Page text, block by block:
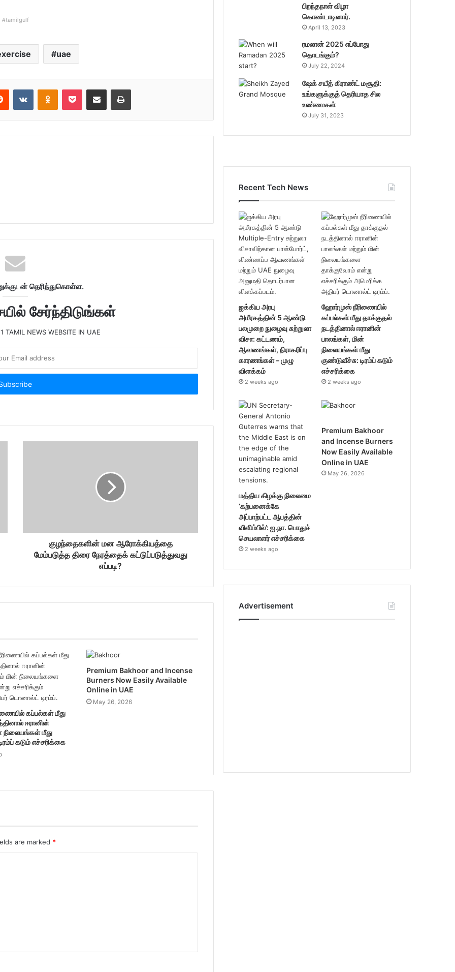
#tamilgulf
uae
தெரிந்துகொள்ள.
சேர்ந்திடுங்கள்
TAMIL NEWS WEBSITE IN UAE
குழந்தைகளின் மன ஆரோக்கியத்தை
மேம்படுத்த திரை நேரத்தைக் கட்டுப்படுத்துவது
எப்படி?
கப்பல்கள் மீது
ஈரானின்
நிலையங்கள் மீது
கடும் எச்சரிக்கை
Premium Bakhoor and Incense
Burners Now Easily Available
Online in UAE
May 26, 2026
are marked *
பிறந்தநாள் விழா
கொண்டாடினார்.
April 13, 2023
ரமலான் 2025 எப்போது
தொடங்கும்?
July 22, 2024
ஷேக் சயீத் கிராண்ட் மசூதி:
உங்களுக்குத் தெரியாத சில
உண்மைகள்
July 31, 2023
Recent Tech News
ஐக்கிய அரபு
அமீரகத்தின் 5 ஆண்டு
பலமுறை நுழைவு சுற்றுலா
விசா: கட்டணம்,
ஆவணங்கள், நிராகரிப்பு
காரணங்கள் – முழு
விளக்கம்
2 weeks ago
ஹோர்முஸ் நீரிணையில்
கப்பல்கள் மீது தாக்குதல்
நடத்தினால் ஈரானின்
பாலங்கள், மின்
நிலையங்கள் மீது
குண்டுவீச்சு: டிரம்ப் கடும்
எச்சரிக்கை
2 weeks ago
மத்திய கிழக்கு நிலைமை
‘கற்பனைக்கே
அப்பாற்பட்ட ஆபத்தின்
விளிம்பில்’: ஐ.நா. பொதுச்
செயலாளர் எச்சரிக்கை
2 weeks ago
Premium Bakhoor
and Incense Burners
Now Easily Available
Online in UAE
May 26, 2026
Advertisement